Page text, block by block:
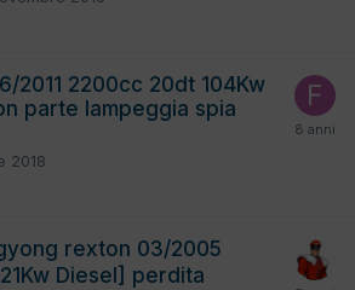
2011 2200cc 20dt 104Kw
parte lampeggia spia
2018
rexton 03/2005
Diesel] perdita